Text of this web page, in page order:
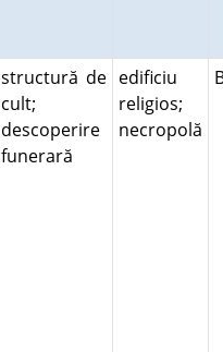
structură de
cult;
descoperire
funerară
edificiu
religios;
necropolă